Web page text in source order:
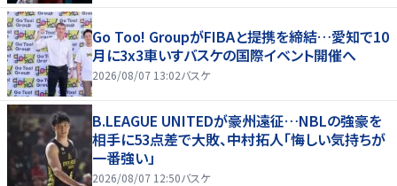
Go Too! GroupがFIBAと提携を締結…愛知で10
月に3x3車いすバスケの国際イベント開催へ
2026/08/07 13:02バスケ
B.LEAGUE UNITEDが豪州遠征…NBLの強豪を
相手に53点差で大敗、中村拓人「悔しい気持ちが
一番強い」
2026/08/07 12:50バスケ